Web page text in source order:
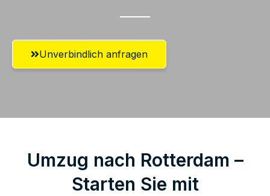
Unverbindlich anfragen
Umzug nach Rotterdam –
Starten Sie mit